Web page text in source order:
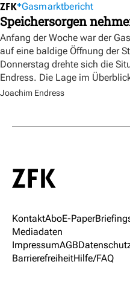
Gasmarktbericht
Speichersorgen
Anfang der Woche war der
auf eine baldige Öffnung der
Donnerstag drehte sich die
Endress. Die Lage im
Joachim Endress
KontaktAboE-Paper
Mediadaten
ImpressumAGB
BarrierefreiheitHilfe/FAQ